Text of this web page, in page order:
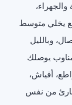
يخلي متوسط
الاتصال، وبالليل
يوصلك
أفياش،
من نفس